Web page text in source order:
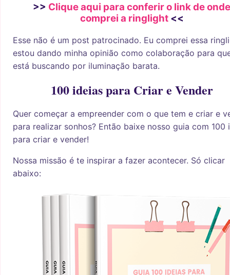
>> Clique aqui para conferir o link de onde
comprei a ringlight<<
Esse não é um post patrocinado. Eu comprei essa
estou dando minha opinião como colaboração para
está buscando por iluminação barata.
100 ideias para Criar e Vender
Quer começar a empreender com o que tem e criar e
para realizar sonhos? Então baixe nosso guia com 100
para criar e vender!
Nossa missão é te inspirar a fazer acontecer. Só clicar
abaixo: